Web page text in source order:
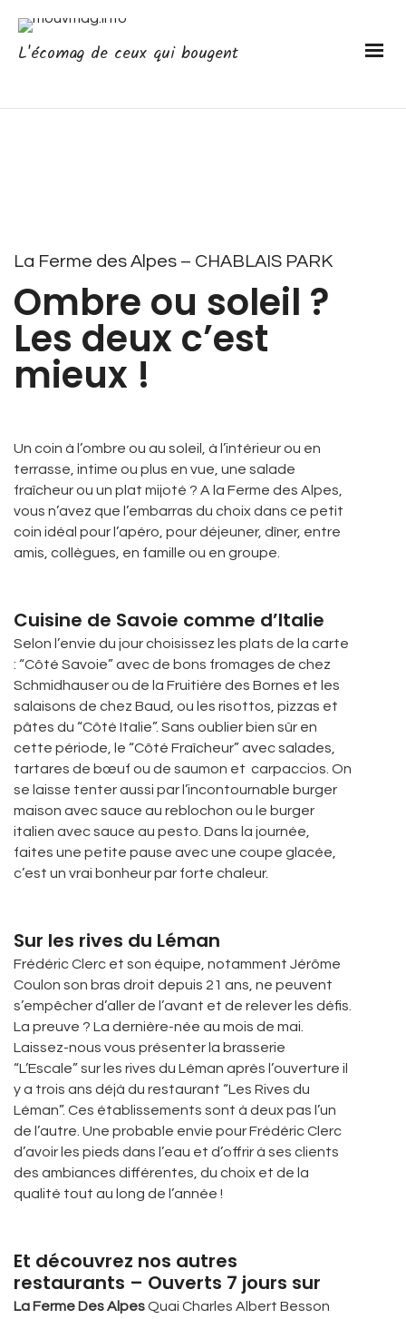
L'écomag de ceux qui bougent
La Ferme des Alpes – CHABLAIS PARK
Ombre ou soleil ?
Les deux c’est
mieux !
Un coin à l’ombre ou au soleil, à l’intérieur ou en
terrasse, intime ou plus en vue, une salade
fraîcheur ou un plat mijoté ? A la Ferme des Alpes,
vous n’avez que l’embarras du choix dans ce petit
coin idéal pour l’apéro, pour déjeuner, dîner, entre
amis, collègues, en famille ou en groupe.
Cuisine de Savoie comme d’Italie
Selon l’envie du jour choisissez les plats de la carte
: “Côté Savoie” avec de bons fromages de chez
Schmidhauser ou de la Fruitière des Bornes et les
salaisons de chez Baud, ou les risottos, pizzas et
pâtes du “Côté Italie”. Sans oublier bien sûr en
cette période, le “Côté Fraîcheur” avec salades,
tartares de bœuf ou de saumon et carpaccios. On
se laisse tenter aussi par l’incontournable burger
maison avec sauce au reblochon ou le burger
italien avec sauce au pesto. Dans la journée,
faites une petite pause avec une coupe glacée,
c’est un vrai bonheur par forte chaleur.
Sur les rives du Léman
Frédéric Clerc et son équipe, notamment Jérôme
Coulon son bras droit depuis 21 ans, ne peuvent
s’empêcher d’aller de l’avant et de relever les défis.
La preuve ? La dernière-née au mois de mai.
Laissez-nous vous présenter la brasserie
“L’Escale” sur les rives du Léman après l’ouverture il
y a trois ans déjà du restaurant “Les Rives du
Léman”. Ces établissements sont à deux pas l’un
de l’autre. Une probable envie pour Frédéric Clerc
d’avoir les pieds dans l’eau et d’offrir à ses clients
des ambiances différentes, du choix et de la
qualité tout au long de l’année !
Et découvrez nos autres
restaurants – Ouverts 7 jours sur
La Ferme Des AlpesQuai Charles Albert Besson